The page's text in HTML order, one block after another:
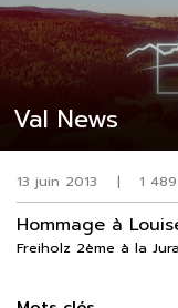
Val News
13 juin 2013 | 1
Hommage à
Freiholz 2ème à la